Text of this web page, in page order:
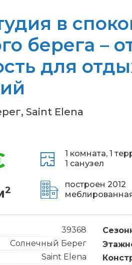
в
берега –
для
Saint Elena
2
1 комната, 1
1 санузел
построен 2012
39368
Солнечный Берег
Saint Elena